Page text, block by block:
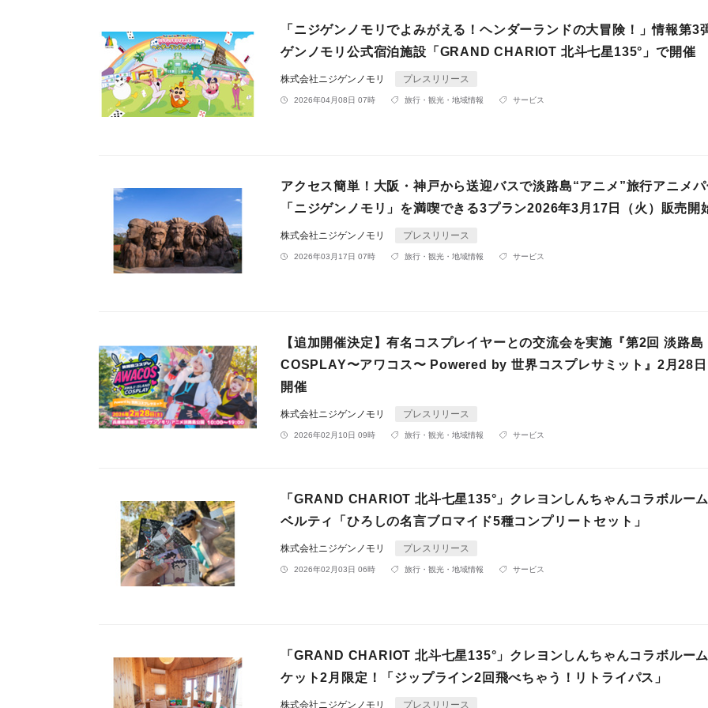
「ニジゲンノモリでよみがえる！ヘンダーランドの大冒険！」情報第3
ゲンノモリ公式宿泊施設「GRAND CHARIOT 北斗七星135°」で開催
株式会社ニジゲンノモリ プレスリリース
2026年04月08日 07時 旅行・観光・地域情報 サービス
アクセス簡単！大阪・神戸から送迎バスで淡路島“アニメ”旅行アニメパ
「ニジゲンノモリ」を満喫できる3プラン2026年3月17日（火）販売開
株式会社ニジゲンノモリ プレスリリース
2026年03月17日 07時 旅行・観光・地域情報 サービス
【追加開催決定】有名コスプレイヤーとの交流会を実施『第2回 淡路島
COSPLAY〜アワコス〜 Powered by 世界コスプレサミット』2月28日
開催
株式会社ニジゲンノモリ プレスリリース
2026年02月10日 09時 旅行・観光・地域情報 サービス
「GRAND CHARIOT 北斗七星135°」クレヨンしんちゃんコラボルー
ベルティ「ひろしの名言ブロマイド5種コンプリートセット」
株式会社ニジゲンノモリ プレスリリース
2026年02月03日 06時 旅行・観光・地域情報 サービス
「GRAND CHARIOT 北斗七星135°」クレヨンしんちゃんコラボルー
ケット2月限定！「ジップライン2回飛べちゃう！リトライパス」
株式会社ニジゲンノモリ プレスリリース